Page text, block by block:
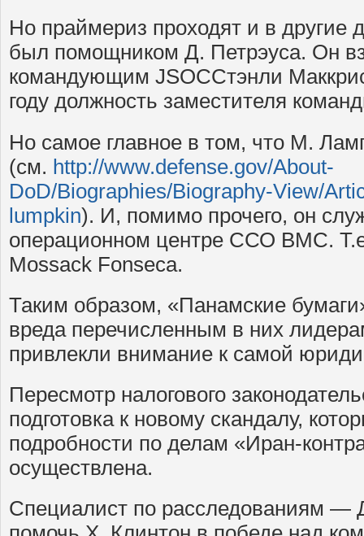
Но праймериз проходят и в другие
был помощником Д. Петрэуса. Он
командующим JSOCСтэнли
году должность заместителя
Но самое главное в том, что М.
(см. http://www.defense.gov/About-
DoD/Biographies/Biography-View/
lumpkin). И, помимо прочего, он
операционном центре ССО ВМС.
Mossack Fonseca.
Таким образом, «Панамские
вреда перечисленным в них
привлекли внимание к самой
Пересмотр налогового
подготовка к новому скандалу,
подробности по делам «Иран-
осуществлена.
Специалист по расследованиям —